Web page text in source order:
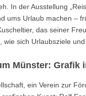
In der Ausstellung
ums Urlaub machen –
das seiner
wie sich Urlaubsziele
Münster: Grafik
ein Verein zur